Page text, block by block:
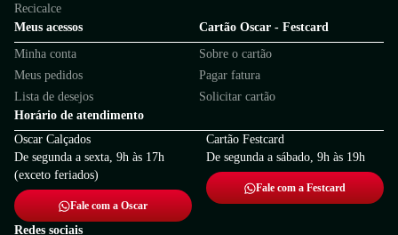
Recicalce
Meus acessos
Minha conta
Meus pedidos
Lista de desejos
Cartão Oscar - Festcard
Sobre o cartão
Pagar fatura
Solicitar cartão
Horário de atendimento
Oscar Calçados
De segunda a sexta, 9h às 17h
(exceto feriados)
Fale com a Oscar
Cartão Festcard
De segunda a sábado, 9h às 19h
Fale com a Festcard
Redes sociais